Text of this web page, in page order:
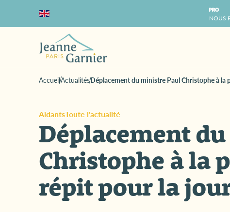
NOUS
AccueilActualitésDéplacement du ministre Paul Christophe à
AidantsToute l'actualité
Déplacement
Christophe à la
répit pour la